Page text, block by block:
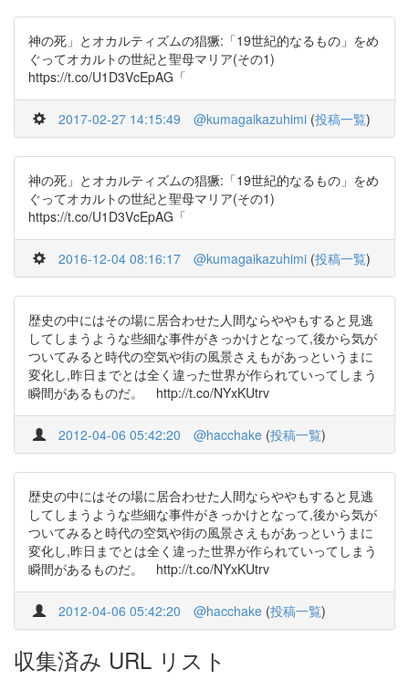
神の死」とオカルティズムの猖獗:「19世紀的なるもの」をめ
ぐってオカルトの世紀と聖母マリア(その1)
https://t.co/U1D3VcEpAG「
2017-02-27 14:15:49 @kumagaikazuhimi (投稿一覧)
神の死」とオカルティズムの猖獗:「19世紀的なるもの」をめ
ぐってオカルトの世紀と聖母マリア(その1)
https://t.co/U1D3VcEpAG「
2016-12-04 08:16:17 @kumagaikazuhimi (投稿一覧)
歴史の中にはその場に居合わせた人間ならややもすると見逃
してしまうような些細な事件がきっかけとなって,後から気が
ついてみると時代の空気や街の風景さえもがあっというまに
変化し,昨日までとは全く違った世界が作られていってしまう
瞬間があるものだ。 http://t.co/NYxKUtrv
2012-04-06 05:42:20 @hacchake (投稿一覧)
歴史の中にはその場に居合わせた人間ならややもすると見逃
してしまうような些細な事件がきっかけとなって,後から気が
ついてみると時代の空気や街の風景さえもがあっというまに
変化し,昨日までとは全く違った世界が作られていってしまう
瞬間があるものだ。 http://t.co/NYxKUtrv
2012-04-06 05:42:20 @hacchake (投稿一覧)
収集済み URL リスト